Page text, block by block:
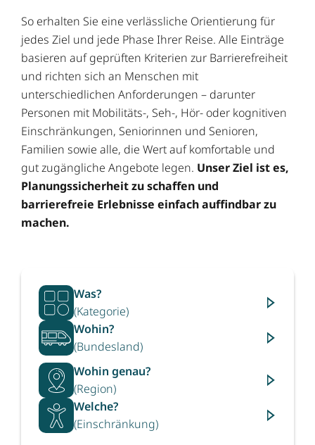
So erhalten Sie eine verlässliche Orientierung für
jedes Ziel und jede Phase Ihrer Reise. Alle Einträge
basieren auf geprüften Kriterien zur Barrierefreiheit
und richten sich an Menschen mit
unterschiedlichen Anforderungen – darunter
Personen mit Mobilitäts-, Seh-, Hör- oder kognitiven
Einschränkungen, Seniorinnen und Senioren,
Familien sowie alle, die Wert auf komfortable und
gut zugängliche Angebote legen. Unser Ziel ist es,
Planungssicherheit zu schaffen und
barrierefreie Erlebnisse einfach auffindbar zu
machen.
Was?
(Kategorie)
Wohin?
(Bundesland)
Wohin genau?
(Region)
Welche?
(Einschränkung)